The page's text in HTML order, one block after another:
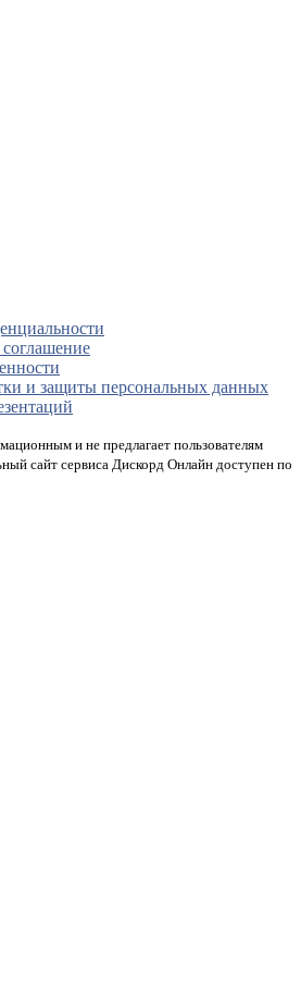
соглашение
и защиты персональных данных
и не предлагает пользователям
сайт сервиса Дискорд Онлайн доступен по